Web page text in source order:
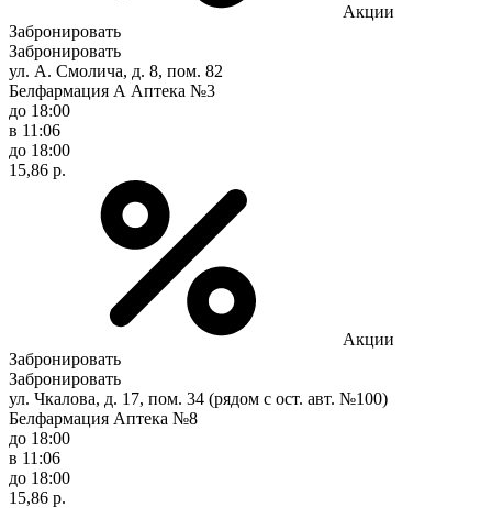
Акции
Забронировать
Забронировать
ул. А. Смолича, д. 8, пом. 82
Белфармация А Аптека №3
до 18:00
в 11:06
до 18:00
15,86 р.
Акции
Забронировать
Забронировать
ул. Чкалова, д. 17, пом. 34 (рядом с ост. авт. №100)
Белфармация Аптека №8
до 18:00
в 11:06
до 18:00
15,86 р.